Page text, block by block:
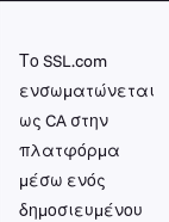
Το SSL.com
ενσωματώνεται
ως CA στην
πλατφόρμα
μέσω ενός
δημοσιευμένου